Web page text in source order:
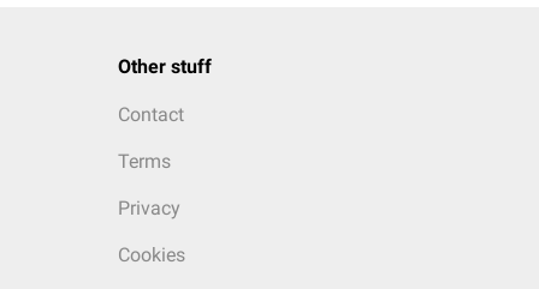
Other stuff
Contact
Terms
Privacy
Cookies